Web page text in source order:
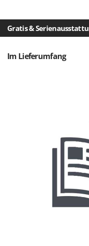
Rupfmaschinen
Schrotmühlen -
Schwader für
Schweißgeräte
Seilwinden -
Sichelmähwerke
Gre
GreenBay
Greenworks
Idromatic
Gratis &
Im Lieferumfang